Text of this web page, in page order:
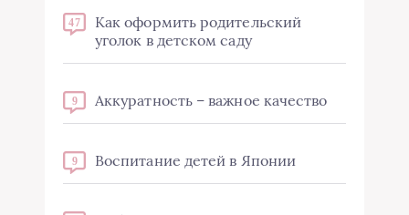
47
Как оформить родительский
уголок в детском саду
9 Аккуратность – важное качество
9 Воспитание детей в Японии